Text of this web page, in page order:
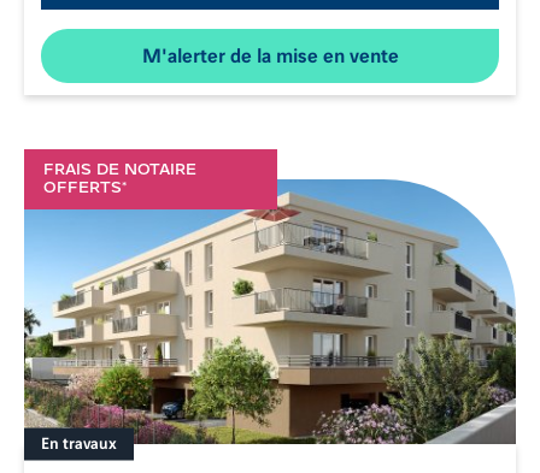
M'alerter de la mise en vente
FRAIS DE NOTAIRE
OFFERTS*
En travaux